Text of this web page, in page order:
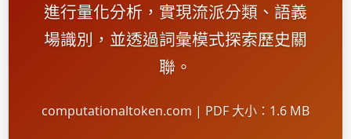
進行量化分析，實現流派分類、語義
場識別，並透過詞彙模式探索歷史關
聯。
computationaltoken.com | PDF 大小：1.6 MB